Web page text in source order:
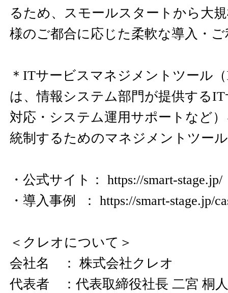
るため、スモールスタートから大
様のご都合に応じた柔軟な導入・
＊ITサービスマネジメントツール
は、情報システム部門が提供する
対応・システム運用サポートなど
統制するためのマネジメントツー
・公式サイト： https://smart-stage.jp/
・導入事例 ： https://smart-stage.jp/
＜クレオについて＞
会社名 ： 株式会社クレオ
代表者 ：代表取締役社長 二宮 桐人